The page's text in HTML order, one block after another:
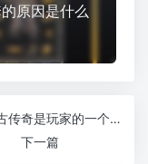
原因是什么
1.76复古传奇是玩家的一个终极梦想新开1.76微变传奇
下一篇